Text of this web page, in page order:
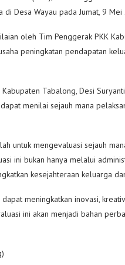
di Desa Wayau pada Jumat, 9 Mei
oleh Tim Penggerak PKK
peningkatan pendapatan
Tabalong, Desi
menilai sejauh mana
untuk mengevaluasi sejauh
ini bukan hanya melalui
kesejahteraan keluarga
meningkatkan inovasi,
ini akan menjadi bahan